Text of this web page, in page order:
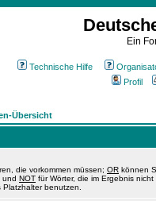
Ein
Technische Hilfe
Profil
Übersicht
die vorkommen müssen; OR können
und NOT für Wörter, die im Ergebnis nicht
benutzen.